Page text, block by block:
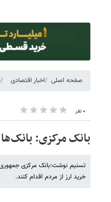
صفحه اصلی اخبار اقتصادی
۰ نفر
بانک مرکزی: بانک‌ها
تسنیم نوشت:بانک مرکزی
خرید ارز از مردم اقدام کنند.